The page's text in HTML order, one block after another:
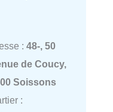
: 48-, 50
de Coucy,
Soissons
: